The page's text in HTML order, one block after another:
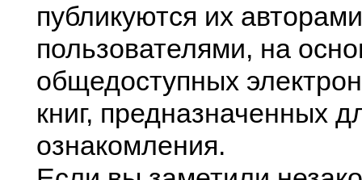
публикуются их
пользователями, на
общедоступных
книг, предназначенных
ознакомления.